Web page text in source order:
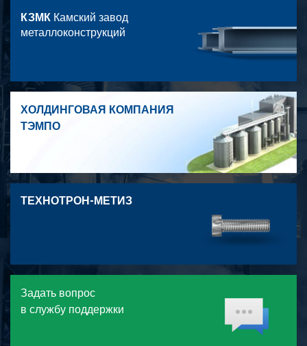
КЗМК Камский завод
металлоконструкций
ХОЛДИНГОВАЯ КОМПАНИЯ
ТЭМПО
ТЕХНОТРОН-МЕТИЗ
Задать вопрос
в службу поддержки